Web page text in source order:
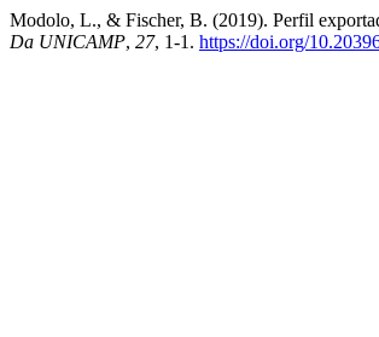
Modolo, L., & Fischer, B. (2019). Perfil
Da UNICAMP, 27, 1-1. https://doi.org/